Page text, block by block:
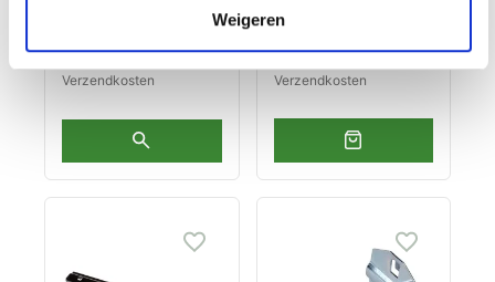
Weigeren
Verzendkosten
Verzendkosten